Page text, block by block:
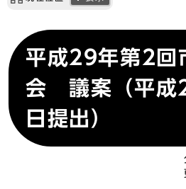
平成29年第2回
会 議案（平成
日提出）